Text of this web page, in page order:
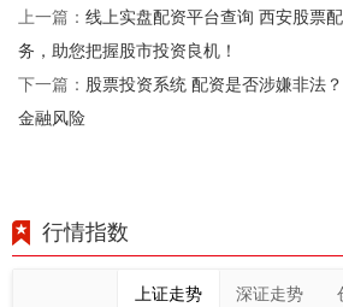
上一篇： 线上实盘配资平台查询 西安股票
务，助您把握股市投资良机！
下一篇： 股票投资系统 配资是否涉嫌非法
金融风险
行情指数
上证走势 深证走势